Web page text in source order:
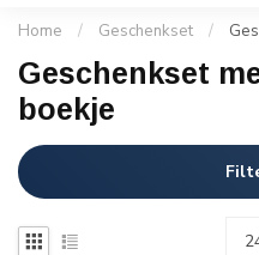
Home / Geschenkset /
Geschenkset
boekje